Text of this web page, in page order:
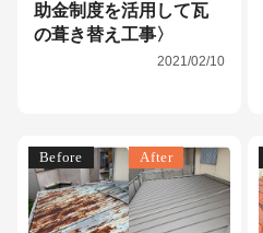
助金制度を活用して瓦
の葺き替え工事〉
2021/02/10
Before After